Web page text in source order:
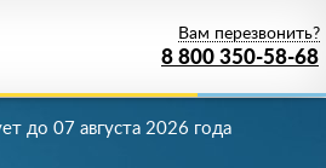
8 800 350-58-68
Вам перезвонить?
до 07 августа 2026 года